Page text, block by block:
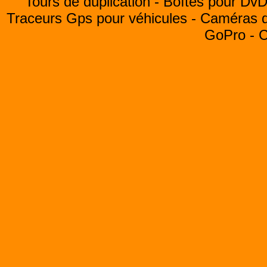
Traceurs Gps pour véhicules - Caméras
GoPro -